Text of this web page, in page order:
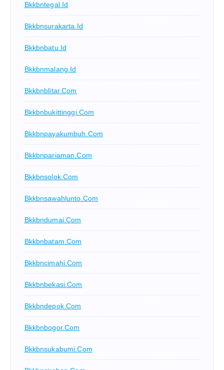
Bkkbntegal.id
Bkkbnsurakarta.id
Bkkbnbatu.id
Bkkbnmalang.id
Bkkbnblitar.com
Bkkbnbukittinggi.com
Bkkbnpayakumbuh.com
Bkkbnpariaman.com
Bkkbnsolok.com
Bkkbnsawahlunto.com
Bkkbndumai.com
Bkkbnbatam.com
Bkkbncimahi.com
Bkkbnbekasi.com
Bkkbndepok.com
Bkkbnbogor.com
Bkkbnsukabumi.com